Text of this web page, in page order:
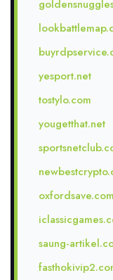
yesport.net
tostylo.com
yougetthat.net
oxfordsave.com
saung-